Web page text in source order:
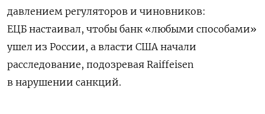
давлением регуляторов и чиновников:
ЕЦБ настаивал, чтобы банк «любыми способами»
ушел из России, а власти США начали
расследование, подозревая Raiffeisen
в нарушении санкций.